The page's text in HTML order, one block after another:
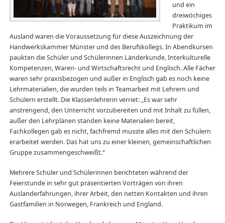
und ein
dreiwöchiges
Praktikum im
Ausland waren die Voraussetzung für diese Auszeichnung der
Handwerkskammer Münster und des Berufskollegs. In Abendkursen
paukten die Schüler und Schülerinnen Länderkunde, Interkulturelle
Kompetenzen, Waren- und Wirtschaftsrecht und Englisch. Alle Fächer
waren sehr praxisbezogen und außer in Englisch gab es noch keine
Lehrmaterialien, die wurden teils in Teamarbeit mit Lehrern und
Schülern erstellt. Die Klassenlehrerin verriet: „Es war sehr
anstrengend, den Unterricht vorzubereiten und mit Inhalt zu füllen,
außer den Lehrplänen standen keine Materialien bereit,
Fachkollegen gab es nicht, fachfremd musste alles mit den Schülern
erarbeitet werden. Das hat uns zu einer kleinen, gemeinschaftlichen
Gruppe zusammengeschweißt.“
Mehrere Schüler und Schülerinnen berichteten während der
Feierstunde in sehr gut präsentierten Vorträgen von ihren
Auslanderfahrungen, ihrer Arbeit, den netten Kontakten und ihren
Gastfamilien in Norwegen, Frankreich und England.